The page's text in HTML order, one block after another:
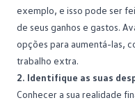
exemplo, e isso pode ser
de seus ganhos e gastos.
opções para aumentá-las,
trabalho extra.
2. Identifique as suas
Conhecer a sua realidade